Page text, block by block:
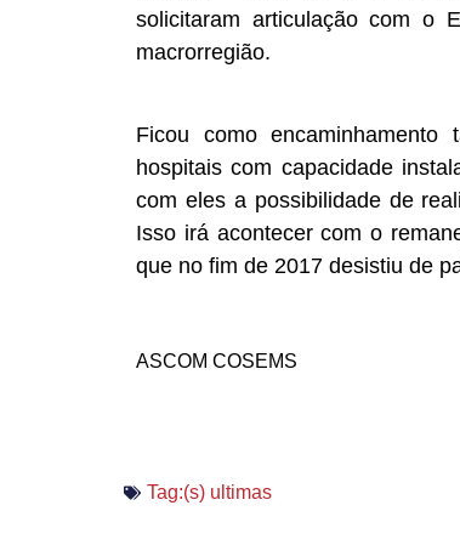
solicitaram articulação com o
macrorregião.
Ficou como
hospitais com capacidade
com eles a possibilidade de
Isso irá acontecer com o
que no fim de 2017 desistiu de
ASCOM COSEMS
Tag:(s) ultimas